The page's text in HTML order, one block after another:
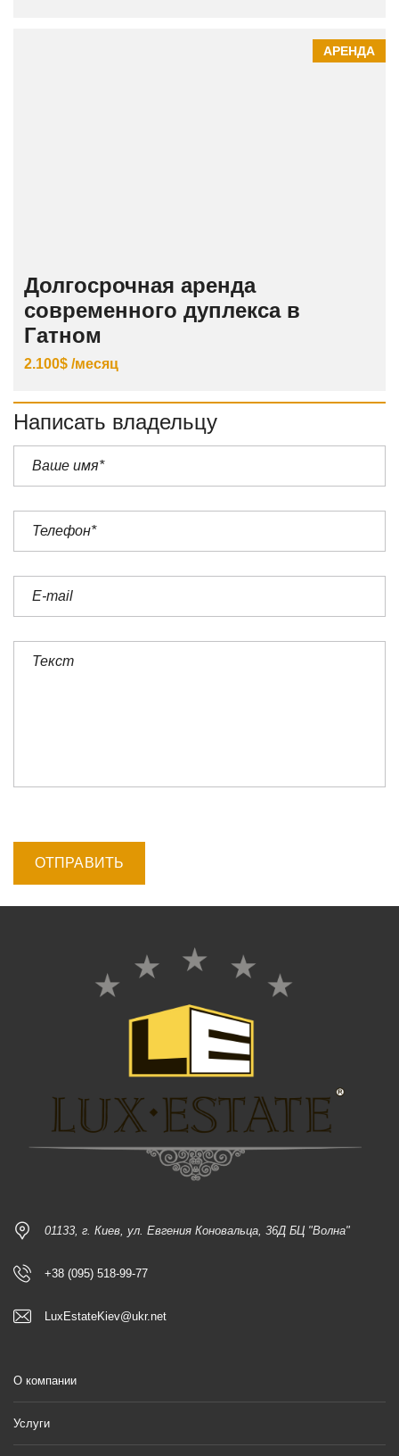
АРЕНДА
Долгосрочная аренда
современного дуплекса в
Гатном
2.100$ /месяц
Написать владельцу
01133, г. Киев, ул. Евгения Коновальца, 36Д БЦ "Волна"
+38 (095) 518-99-77
LuxEstateKiev@ukr.net
О компании
Услуги